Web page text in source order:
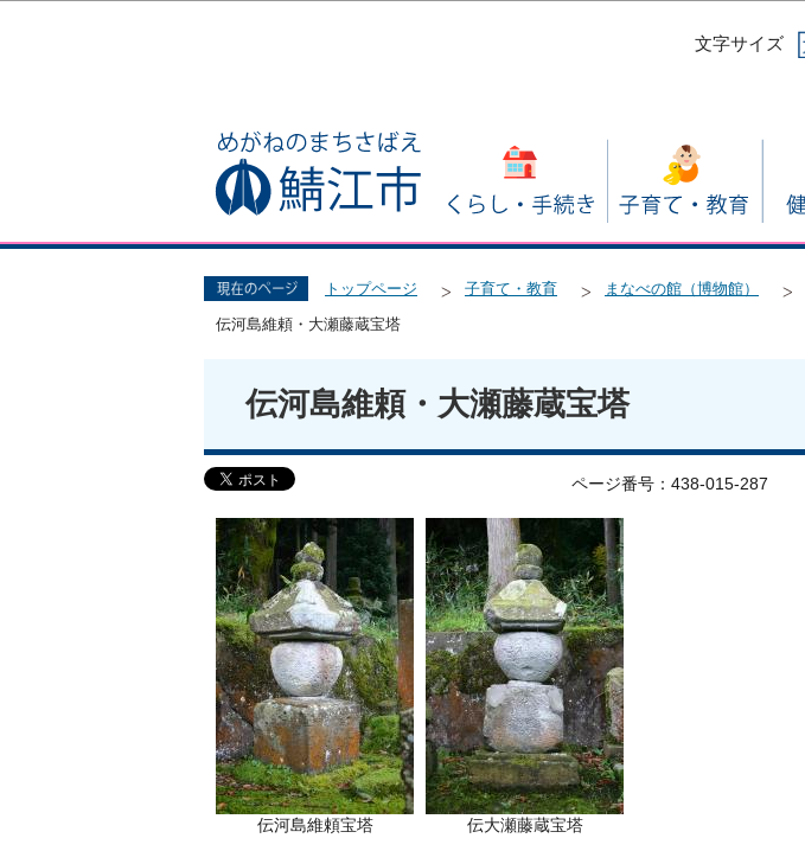
文字サイズ
トップページ 子育て・教育 まなべの館（博物館）
伝河島維頼・大瀬藤蔵宝塔
伝河島維頼・大瀬藤蔵宝塔
ページ番号：438-015-287
伝河島維頼宝塔 伝大瀬藤蔵宝塔